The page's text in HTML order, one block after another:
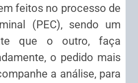
feitos no processo de
(PEC), sendo um
que o outro, faça
o pedido mais
a análise, para